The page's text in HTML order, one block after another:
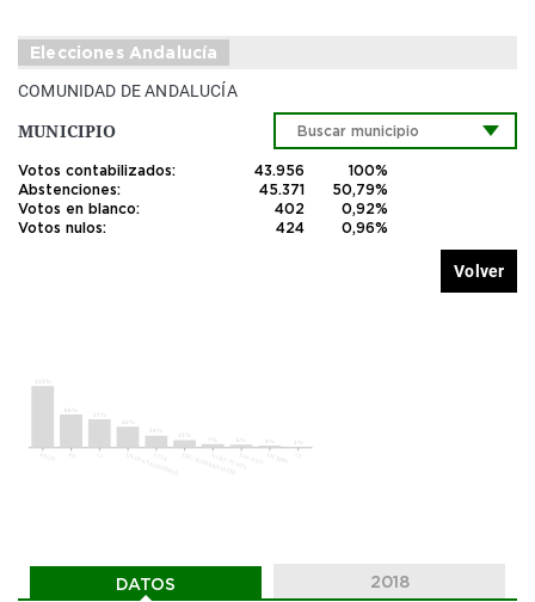
Elecciones Andalucía
COMUNIDAD DE ANDALUCÍA
MUNICIPIO
Votos contabilizados: 43.956
100%
Abstenciones:
45.371
50,79%
Votos en blanco:
402
0,92%
Votos nulos:
424 0,96%
Volver
DATOS 2018